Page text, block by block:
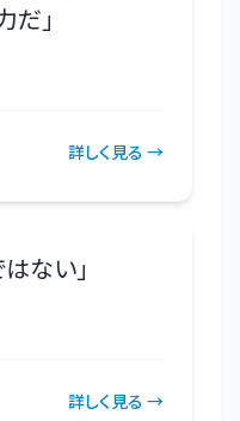
だ 」
詳しく見る →
はない」
詳しく見る →